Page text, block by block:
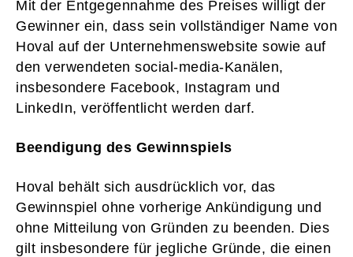
Mit der Entgegennahme des Preises willigt der
Gewinner ein, dass sein vollständiger Name von
Hoval auf der Unternehmenswebsite sowie auf
den verwendeten social-media-Kanälen,
insbesondere Facebook, Instagram und
LinkedIn, veröffentlicht werden darf.
Beendigung des Gewinnspiels
Hoval behält sich ausdrücklich vor, das
Gewinnspiel ohne vorherige Ankündigung und
ohne Mitteilung von Gründen zu beenden. Dies
gilt insbesondere für jegliche Gründe, die einen